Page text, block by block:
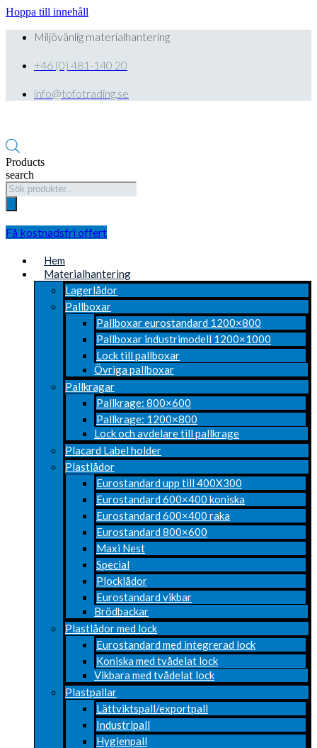
Hoppa till innehåll
Miljövänlig materialhantering
+46 (0) 481-140 20
info@tofotrading.se
Products
search
Få kostnadsfri offert
Hem
Materialhantering
Lagerlådor
Pallboxar
Pallboxar eurostandard 1200×800
Pallboxar industrimodell 1200×1000
Lock till pallboxar
Övriga pallboxar
Pallkragar
Pallkrage: 800×600
Pallkrage: 1200×800
Lock och avdelare till pallkrage
Placard Label holder
Plastlådor
Eurostandard upp till 400X300
Eurostandard 600×400 koniska
Eurostandard 600×400 raka
Eurostandard 800×600
Maxi Nest
Special
Plocklådor
Eurostandard vikbar
Brödbackar
Plastlådor med lock
Eurostandard med integrerad lock
Koniska med tvådelat lock
Vikbara med tvådelat lock
Plastpallar
Lättviktspall/exportpall
Industripall
Hygienpall